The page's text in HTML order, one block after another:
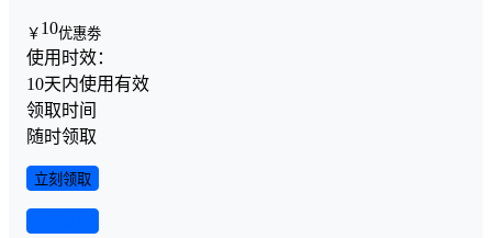
￥ 10优惠劵
使用时效：
10天内使用有效
领取时间
随时领取
立刻领取